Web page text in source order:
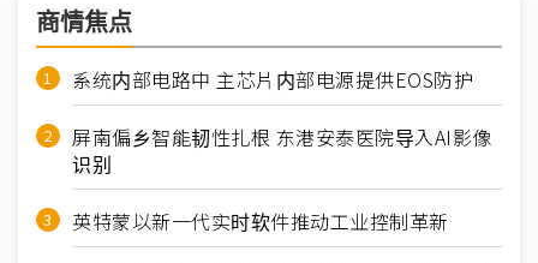
商情焦点
系统内部电路中 主芯片内部电源提供EOS防护
屏南偏乡智能韧性扎根 东港安泰医院导入AI影像
识别
英特蒙以新一代实时软件推动工业控制革新